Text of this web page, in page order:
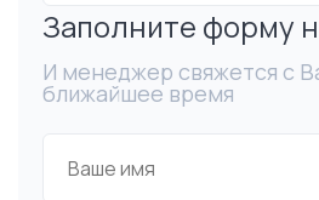
Заполните форму
И менеджер свяжется с
ближайшее время